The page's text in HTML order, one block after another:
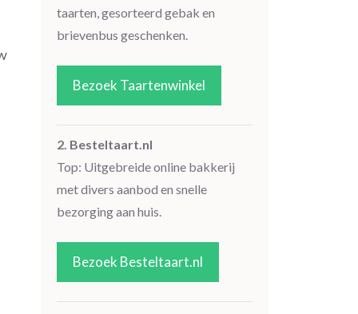
taarten, gesorteerd gebak en
brievenbus geschenken.
Bezoek Taartenwinkel
2. Besteltaart.nl
Top: Uitgebreide online bakkerij
met divers aanbod en snelle
bezorging aan huis.
Bezoek Besteltaart.nl